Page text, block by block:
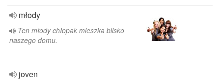
młody
Ten młody chłopak mieszka blisko
naszego domu.
joven